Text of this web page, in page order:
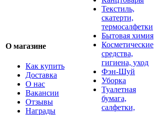
О магазине
Как купить
Доставка
О нас
Вакансии
Отзывы
Награды
Текстиль,
скатерти,
термосалфетки
Бытовая химия
Косметические
средства,
гигиена, уход
Фэн-Шуй
Уборка
Туалетная
бумага,
салфетки,